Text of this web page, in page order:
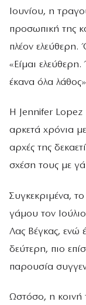
Ιουνίου, η
προσωπική της
πλέον ελεύθερη.
«Είμαι
έκανα όλα
Η Jennifer Lopez
αρκετά χρόνια
αρχές της
σχέση τους με
Συγκεκριμένα,
γάμου τον
Λας Βέγκας, ενώ
δεύτερη, πιο
παρουσία
Ωστόσο, η κοινή